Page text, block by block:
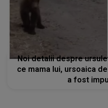
Noi detalii despre
ce mama lui, ursoaica
a fost